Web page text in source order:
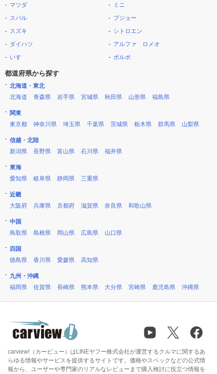
マツダ
スバル
スズキ
ダイハツ
いすゞ
ミニ
プジョー
シトロエン
アルファ ロメオ
ボルボ
都道府県から探す
北海道・東北
北海道
青森県 岩手県 宮城県 秋田県 山形県 福島県
関東
東京都
神奈川県 埼玉県 千葉県 茨城県 栃木県 群馬県 山梨県
信越・北陸
新潟県
長野県 富山県 石川県 福井県
東海
愛知県
岐阜県 静岡県 三重県
近畿
大阪府
兵庫県 京都府 滋賀県 奈良県 和歌山県
中国
鳥取県
島根県 岡山県 広島県 山口県
四国
徳島県
香川県 愛媛県 高知県
九州・沖縄
福岡県
佐賀県 長崎県 熊本県 大分県 宮崎県 鹿児島県 沖縄県
carview!（カービュー）はLINEヤフー株式会社が運営するクルマに関するあ
らゆる情報やサービスを提供するサイトです。価格やスペックなどの公式情
報から、ユーザーや専門家のリアルなレビューまで購入検討に役立つ情報を